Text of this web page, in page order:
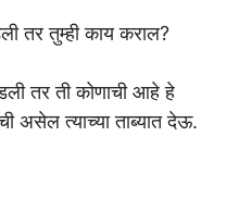
तर तुम्ही काय कराल?
तर ती कोणाची आहे हे
असेल त्याच्या ताब्यात देऊ.